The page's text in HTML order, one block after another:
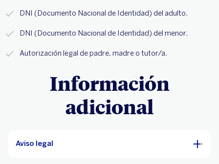
DNI (Documento Nacional de Identidad) del adulto.
DNI (Documento Nacional de Identidad) del menor.
Autorización legal de padre, madre o tutor/a.
Información
adicional
Aviso legal